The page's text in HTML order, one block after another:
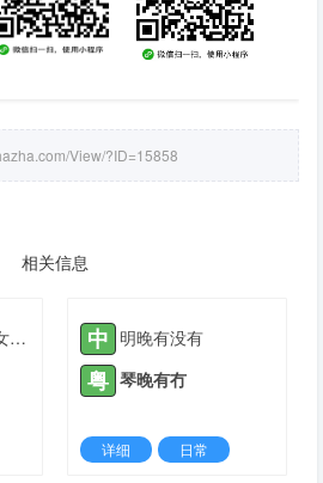
View/?ID=15858
相关信息
这条街最漂亮的女孩子 中 明晚有没有
粤 琴晚有冇
详细
日常